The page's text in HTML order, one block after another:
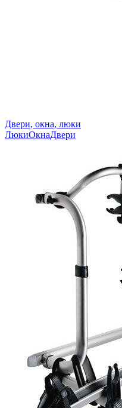
Двери, окна, люки
ЛюкиОкнаДвери